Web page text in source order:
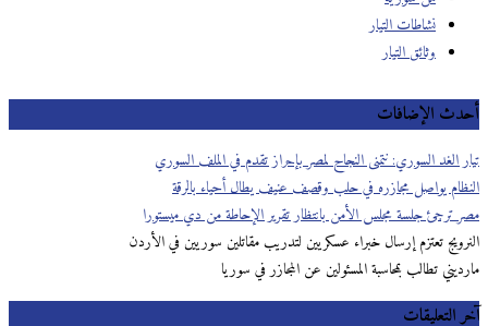
نشاطات التيار
وثائق التيار
الإضافات
الغد السوري: نتمنى النجاح لمصر بإحراز تقدم في الملف السوري
يواصل مجازره في حلب وقصف عنيف يطال أحياء بالرقة
ترجئ جلسة مجلس الأمن بانتظار تقرير الإحاطة من دي ميستورا
تعتزم إرسال خبراء عسكريين لتدريب مقاتلين سوريين في الأردن
تطالب بمحاسبة المسئولين عن المجازر في سوريا
التعليقات